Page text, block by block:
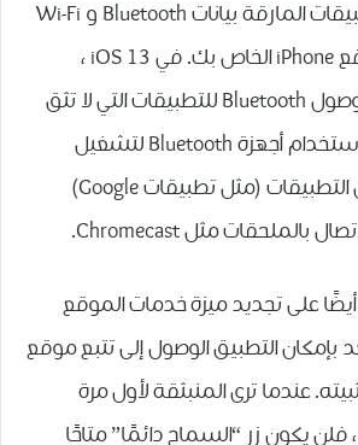
تستخدم بعض التطبيقات المارقة بيانات Bluetooth و Wi-Fi
كحل بديل لتتبع موقع iPhone الخاص بك. في iOS 13 ،
يمكنك الآن تعطيل وصول Bluetooth للتطبيقات التي لا تثق
بها. لا علاقة لذلك باستخدام أجهزة Bluetooth لتشغيل
الصوت. تتطلب بعض التطبيقات (مثل تطبيقات Google)
يعمل نظام iOS 13 أيضًا على تجديد ميزة خدمات الموقع
بإمكان التطبيق الوصول إلى تتبع موقع
عندما ترى المنبثقة لأول مرة
فلن يكون زر “السماح دائمًا” متاحًا